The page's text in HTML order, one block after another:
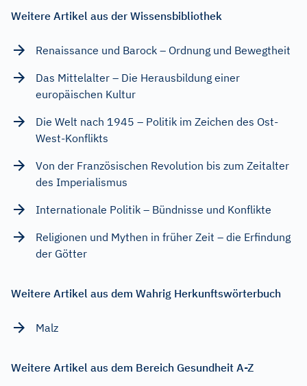
Weitere Artikel aus der Wissensbibliothek
Renaissance und Barock – Ordnung und Bewegtheit
Das Mittelalter – Die Herausbildung einer
europäischen Kultur
Die Welt nach 1945 – Politik im Zeichen des Ost-
West-Konflikts
Von der Französischen Revolution bis zum Zeitalter
des Imperialismus
Internationale Politik – Bündnisse und Konflikte
Religionen und Mythen in früher Zeit – die Erfindung
der Götter
Weitere Artikel aus dem Wahrig Herkunftswörterbuch
Malz
Weitere Artikel aus dem Bereich Gesundheit A-Z